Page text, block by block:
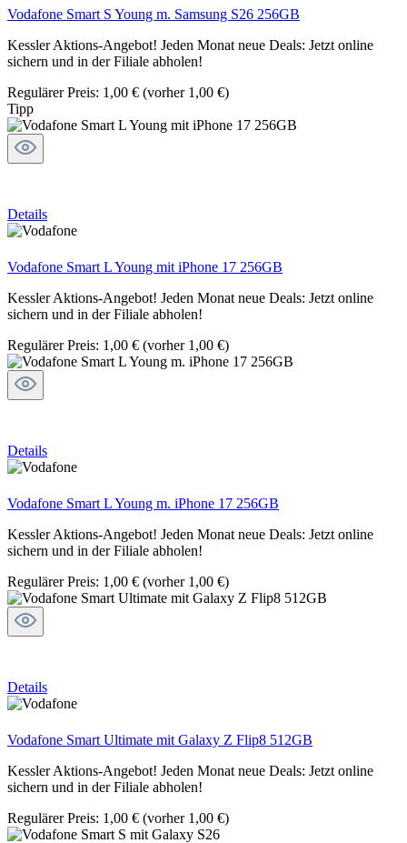
Vodafone Smart S Young m. Samsung S26 256GB
Kessler Aktions-Angebot! Jeden Monat neue Deals: Jetzt online
sichern und in der Filiale abholen!
Regulärer Preis: 1,00 € (vorher 1,00 €)
Tipp
Details
Vodafone Smart L Young mit iPhone 17 256GB
Kessler Aktions-Angebot! Jeden Monat neue Deals: Jetzt online
sichern und in der Filiale abholen!
Regulärer Preis: 1,00 € (vorher 1,00 €)
Details
Vodafone Smart L Young m. iPhone 17 256GB
Kessler Aktions-Angebot! Jeden Monat neue Deals: Jetzt online
sichern und in der Filiale abholen!
Regulärer Preis: 1,00 € (vorher 1,00 €)
Details
Vodafone Smart Ultimate mit Galaxy Z Flip8 512GB
Kessler Aktions-Angebot! Jeden Monat neue Deals: Jetzt online
sichern und in der Filiale abholen!
Regulärer Preis: 1,00 € (vorher 1,00 €)